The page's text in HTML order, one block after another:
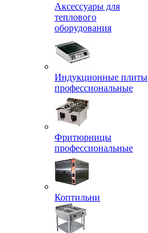
Аксессуары для
теплового
оборудования
Индукционные плиты
профессиональные
Фритюрницы
профессиональные
Коптильни